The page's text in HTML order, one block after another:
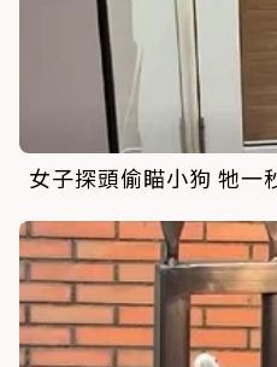
女子探頭偷瞄小狗 牠一